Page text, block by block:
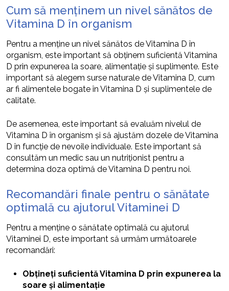
Cum să menținem un nivel sănătos de
Vitamina D în organism
Pentru a menține un nivel sănătos de Vitamina D în
organism, este important să obținem suficientă Vitamina
D prin expunerea la soare, alimentație și suplimente. Este
important să alegem surse naturale de Vitamina D, cum
ar fi alimentele bogate în Vitamina D și suplimentele de
calitate.
De asemenea, este important să evaluăm nivelul de
Vitamina D în organism și să ajustăm dozele de Vitamina
D în funcție de nevoile individuale. Este important să
consultăm un medic sau un nutriționist pentru a
determina doza optimă de Vitamina D pentru noi.
Recomandări finale pentru o sănătate
optimală cu ajutorul Vitaminei D
Pentru a menține o sănătate optimală cu ajutorul
Vitaminei D, este important să urmăm următoarele
recomandări:
Obțineți suficientă Vitamina D prin expunerea la
soare și alimentație